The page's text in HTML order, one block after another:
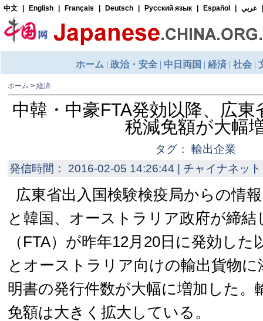
ホーム > 経済
中韓・中豪FTA発効以降、広東
税減免額が大幅
タグ： 輸出企業
発信時間： 2016-02-05 14:26:44 | チャイナネッ
広東省出入国検験検疫局からの情
と韓国、オーストラリア政府が締結
（FTA）が昨年12月20日に発効した
とオーストラリア向けの輸出貨物
明書の発行件数が大幅に増加した。
免額は大きく拡大している。